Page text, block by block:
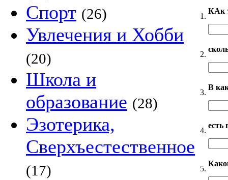
Спорт (26)
Увлечения и Хобби
(20)
Школа и
образование (28)
Эзотерика,
Сверхъестественное
(17)
1.
КАк
2.
3.
В
4.
есть
5.